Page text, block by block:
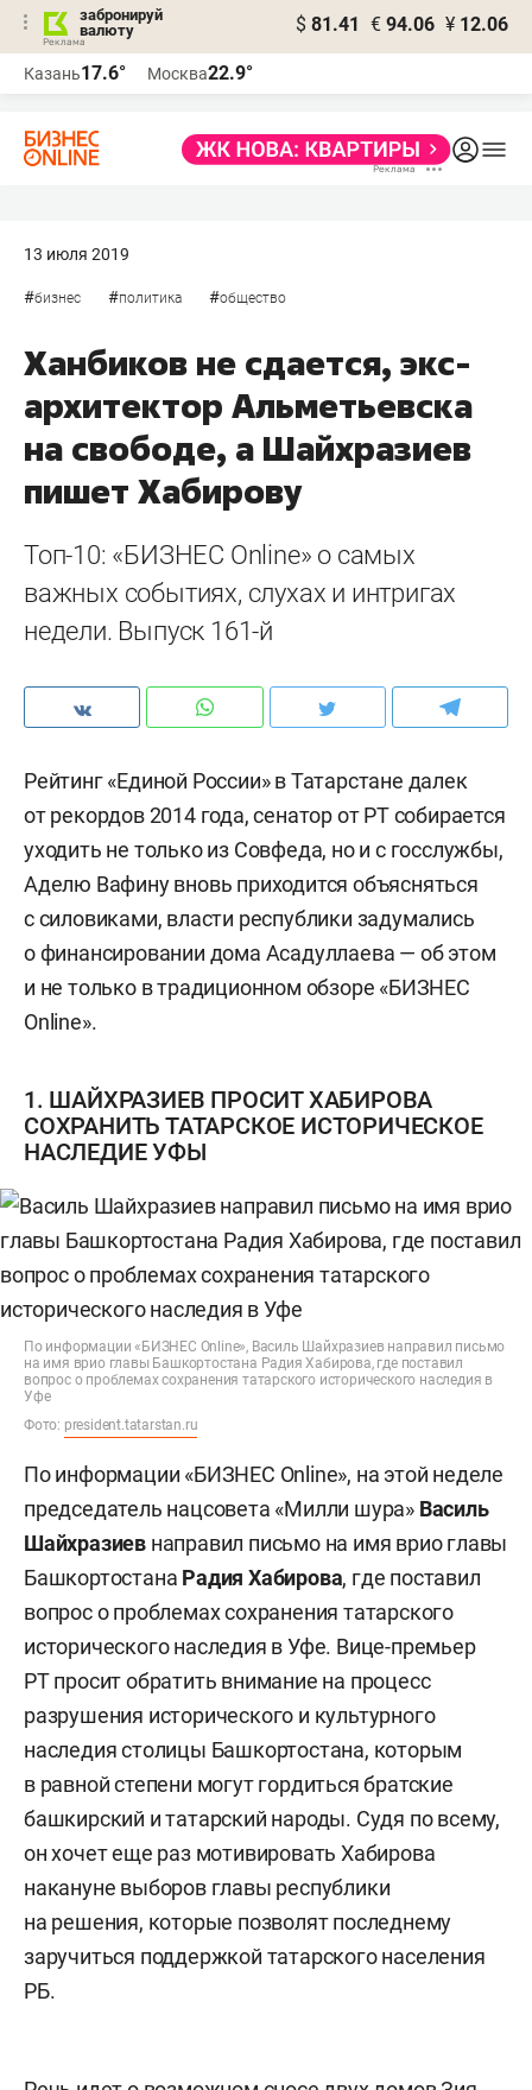
забронируй
валюту
$ 81.41 € 94.06 ¥ 12.06
Казань17.6° Москва22.9°
13 июля 2019
#бизнес #политика #общество
Ханбиков не сдается, экс-
архитектор Альметьевска
на свободе, а Шайхразиев
пишет Хабирову
Топ-10: «БИЗНЕС Online» о самых
важных событиях, слухах и интригах
недели. Выпуск 161-й
Рейтинг «Единой России» в Татарстане далек
от рекордов 2014 года, сенатор от РТ собирается
уходить не только из Совфеда, но и с госслужбы,
Аделю Вафину вновь приходится объясняться
с силовиками, власти республики задумались
о финансировании дома Асадуллаева — об этом
и не только в традиционном обзоре «БИЗНЕС
Online».
1. ШАЙХРАЗИЕВ ПРОСИТ ХАБИРОВА
СОХРАНИТЬ ТАТАРСКОЕ ИСТОРИЧЕСКОЕ
НАСЛЕДИЕ УФЫ
По информации «БИЗНЕС Online», Василь Шайхразиев направил письмо
на имя врио главы Башкортостана Радия Хабирова, где поставил
вопрос о проблемах сохранения татарского исторического наследия в
Уфе
Фото: president.tatarstan.ru
По информации «БИЗНЕС Online», на этой неделе
председатель нацсовета «Милли шура» Василь
Шайхразиев направил письмо на имя врио главы
Башкортостана Радия Хабирова, где поставил
вопрос о проблемах сохранения татарского
исторического наследия в Уфе. Вице-премьер
РТ просит обратить внимание на процесс
разрушения исторического и культурного
наследия столицы Башкортостана, которым
в равной степени могут гордиться братские
башкирский и татарский народы. Судя по всему,
он хочет еще раз мотивировать Хабирова
накануне выборов главы республики
на решения, которые позволят последнему
заручиться поддержкой татарского населения
РБ.